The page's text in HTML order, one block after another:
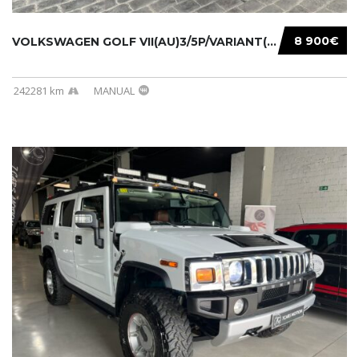
8 900€
VOLKSWAGEN GOLF VII(AU)3/5P/VARIANT(12-16 20...
242281 km MANUAL